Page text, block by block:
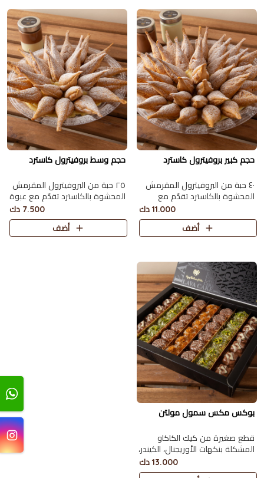
حجم كبير بروفيترول كاسترد
٤٠ حبة من البروفيترول المقرمش
المحشوة بالكاسترد تقدّم مع
عبوتين من الشوكلاتة البلجيكية
الغنية.
11.000 دك
أضف
حجم وسط بروفيترول كاسترد
٢٥ حبة من البروفيترول المقرمش
المحشوة بالكاسترد تقدّم مع عبوة
من الشوكلاتة البلجيكية الغنية.
7.500 دك
أضف
بوكس مكس سمول مولتن
قطع صغيرة من كيك الكاكاو
المشكلة بنكهات الأوريجنال، الكيندر،
13.000 دك